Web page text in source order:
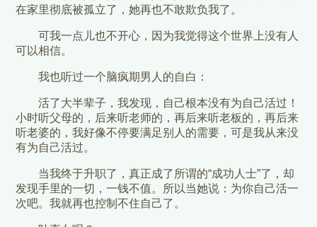
在家里彻底被孤立了，她再也不敢欺负我了。
可我一点儿也不开心，因为我觉得这个世界上没有人
可以相信。
我也听过一个脑疯期男人的自白：
活了大半辈子，我发现，自己根本没有为自己活过！
小时听父母的，后来听老师的，再后来听老板的，再后来
听老婆的，我好像不停要满足别人的需要，可是我从来没
有为自己活过。
当我终于升职了，真正成了所谓的“成功人士”了，却
发现手里的一切，一钱不值。所以当她说：为你自己活一
次吧。我就再也控制不住自己了。